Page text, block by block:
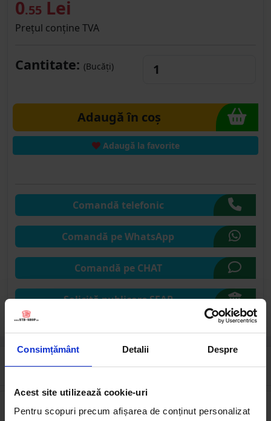
Consimțământ Detalii Despre
Acest site utilizează cookie-uri
Pentru scopuri precum afișarea de conținut personalizat
0.55 Lei
Prețul conține TVA
Cantitate: (Bucăți)
Adaugă în coș
Adaugă la favorite
Comandă telefonic
Comandă pe WhatsApp
Comandă pe CHAT
Solicită publicare SEAP
Cumpărate frecvent împreună